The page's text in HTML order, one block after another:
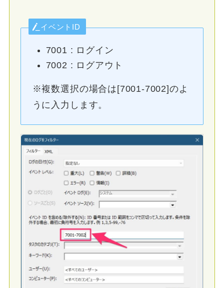
イベントID
7001 : ログイン
7002 : ログアウト
※複数選択の場合は[7001-7002]のよ
うに入力します。